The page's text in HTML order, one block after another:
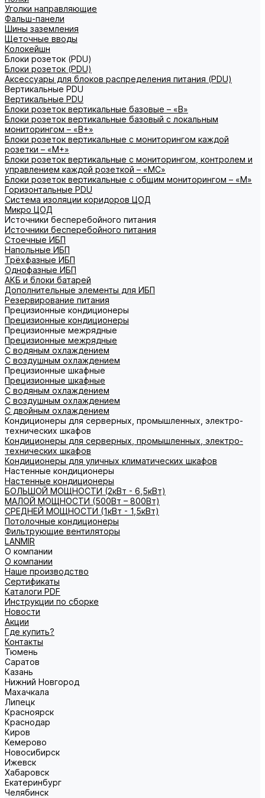
Уголки направляющие
Фальш-панели
Шины заземления
Щеточные вводы
Колокейшн
Блоки розеток (PDU)
Блоки розеток (PDU)
Аксессуары для блоков распределения питания (PDU)
Вертикальные PDU
Вертикальные PDU
Блоки розеток вертикальные базовые – «В»
Блоки розеток вертикальные базовый с локальным
мониторингом – «В+»
Блоки розеток вертикальные с мониторингом каждой
розетки – «М+»
Блоки розеток вертикальные с мониторингом, контролем и
управлением каждой розеткой – «МС»
Блоки розеток вертикальные с общим мониторингом – «М»
Горизонтальные PDU
Система изоляции коридоров ЦОД
Микро ЦОД
Источники бесперебойного питания
Источники бесперебойного питания
Стоечные ИБП
Напольные ИБП
Трёхфазные ИБП
Однофазные ИБП
АКБ и блоки батарей
Дополнительные элементы для ИБП
Резервирование питания
Прецизионные кондиционеры
Прецизионные кондиционеры
Прецизионные межрядные
Прецизионные межрядные
С водяным охлаждением
С воздушным охлаждением
Прецизионные шкафные
Прецизионные шкафные
С водяным охлаждением
С воздушным охлаждением
С двойным охлаждением
Кондиционеры для серверных, промышленных, электро-
технических шкафов
Кондиционеры для серверных, промышленных, электро-
технических шкафов
Кондиционеры для уличных климатических шкафов
Настенные кондиционеры
Настенные кондиционеры
БОЛЬШОЙ МОЩНОСТИ (2кВт - 6,5кВт)
МАЛОЙ МОЩНОСТИ (500Вт – 800Вт)
СРЕДНЕЙ МОЩНОСТИ (1кВт - 1,5кВт)
Потолочные кондиционеры
Фильтрующие вентиляторы
LANMIR
О компании
О компании
Наше производство
Сертификаты
Каталоги PDF
Инструкции по сборке
Новости
Акции
Где купить?
Контакты
Тюмень
Саратов
Казань
Нижний Новгород
Махачкала
Липецк
Красноярск
Краснодар
Киров
Кемерово
Новосибирск
Ижевск
Хабаровск
Екатеринбург
Челябинск